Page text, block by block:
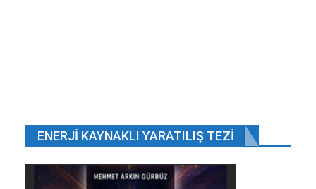
Eyl 24, 2018
ÖNCEKI SONRAKI
ENERJI KAYNAKLI YARATILIŞ TEZI